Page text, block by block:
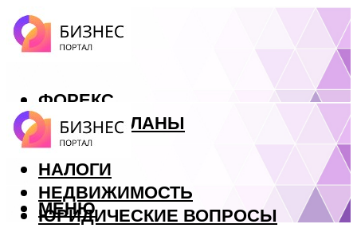
ФОРЕКС
БИЗНЕС ПЛАНЫ
КРЕДИТЫ
НАЛОГИ
НЕДВИЖИМОСТЬ
ЮРИДИЧЕСКИЕ ВОПРОСЫ
МЕНЮ